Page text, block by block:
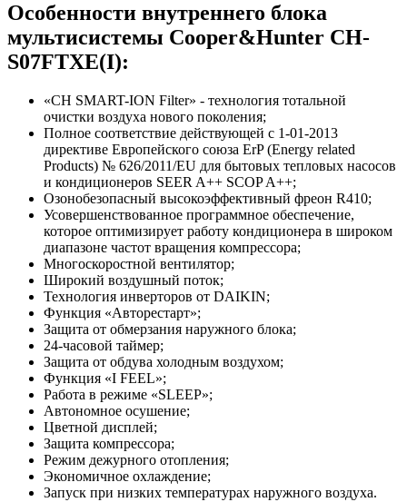
Особенности внутреннего блока
мультисистемы Cooper&Hunter CH-
S07FTXE(I):
«CH SMART-ION Filter» - технология тотальной
очистки воздуха нового поколения;
Полное соответствие действующей c 1-01-2013
директиве Европейского союза ErP (Energy related
Products) № 626/2011/EU для бытовых тепловых насосов
и кондиционеров SEER A++ SCOP A++;
Озонобезопасный высокоэффективный фреон R410;
Усовершенствованное программное обеспечение,
которое оптимизирует работу кондиционера в широком
диапазоне частот вращения компрессора;
Многоскоростной вентилятор;
Широкий воздушный поток;
Технология инверторов от DAIKIN;
Функция «Авторестарт»;
Защита oт обмерзания наружного блока;
24-часовой таймер;
Защита от обдува холодным воздухом;
Функция «I FEEL»;
Работа в режиме «SLEEP»;
Автономное осушение;
Цветной дисплей;
Защита компрессора;
Режим дежурного отопления;
Экономичное охлаждение;
Запуск при низких температурах наружного воздуха.